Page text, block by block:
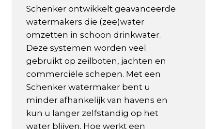
Schenker ontwikkelt geavanceerde
watermakers die (zee)water
omzetten in schoon drinkwater.
Deze systemen worden veel
gebruikt op zeilboten, jachten en
commerciële schepen. Met een
Schenker watermaker bent u
minder afhankelijk van havens en
kun u langer zelfstandig op het
water blijven. Hoe werkt een